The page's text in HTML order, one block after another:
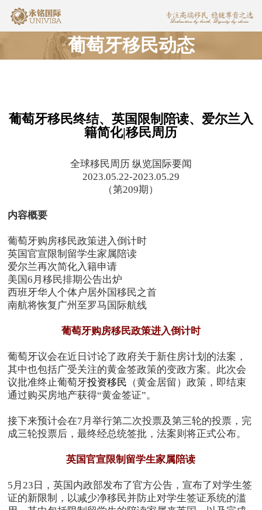
葡萄牙移民动态
葡萄牙移民终结、英国限制陪读、爱尔兰入
籍简化|移民周历
全球移民周历 纵览国际要闻
2023.05.22-2023.05.29
（第209期）
内容概要
葡萄牙购房移民政策进入倒计时
英国官宣限制留学生家属陪读
爱尔兰再次简化入籍申请
美国6月移民排期公告出炉
西班牙华人个体户居外国移民之首
南航将恢复广州至罗马国际航线
葡萄牙购房移民政策进入倒计时
葡萄牙议会在近日讨论了政府关于新住房计划的法案，
其中也包括广受关注的黄金签政策的变政方案。此次会
议批准终止葡萄牙投资移民 （黄金居留）政策，即结束
通过购买房地产获得“黄金签证”。
接下来预计会在7月举行第二次投票及第三轮的投票，完
成三轮投票后，最终经总统签批，法案则将正式公布。
英国官宣限制留学生家属陪读
5月23日，英国内政部发布了官方公告，宣布了对学生签
证的新限制，以减少净移民并防止对学生签证系统的滥